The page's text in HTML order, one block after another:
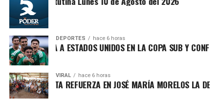
Previo al enlace, la Gobernadora tomó juramento a los
defensores ambientales en Caobas y reconoció a las
comunidades mayas y ejidatarias que han preservado los
territorios forestales por generaciones. Acompañada por
autoridades civiles y militares, subrayó que la protección
ambiental también es una prioridad económica y social
para una entidad cuya actividad turística depende de sus
DEPORTES hace 6 horas
DERROTA A ESTADOS UNIDOS EN LA COPA SUB Y CONFIRMA
VIRAL hace 6 horas
PERALTA REFUERZA EN JOSÉ MARÍA MORELOS LA